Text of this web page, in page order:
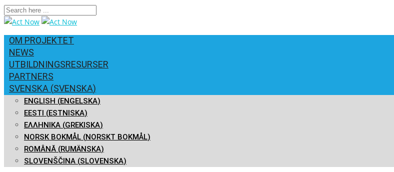
OM PROJEKTET
NEWS
UTBILDNINGSRESURSER
PARTNERS
SVENSKA (SVENSKA)
ENGLISH (ENGELSKA)
EESTI (ESTNISKA)
ΕΛΛΗΝΙΚΑ (GREKISKA)
NORSK BOKMÅL (NORSKT BOKMÅL)
ROMÂNĂ (RUMÄNSKA)
SLOVENŠČINA (SLOVENSKA)